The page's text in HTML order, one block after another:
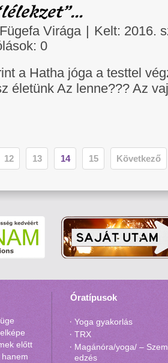
Fügefa Virága | Kelt: 2016.
0
a Hatha jóga a testtel
életünk Az lenne??? Az
12 13 14 15 Következő
előtt
Óratípusok
Yoga gyakorlás
TRX
Magánóra/yoga/ –
edzés